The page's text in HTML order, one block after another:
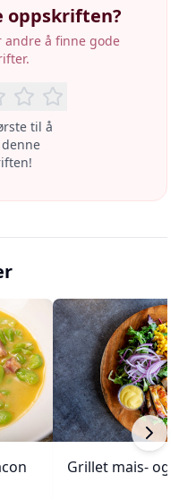
oppskriften?
å finne gode
til å
Grillet mais- og